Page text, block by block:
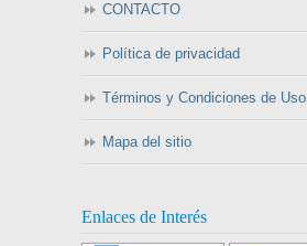
CONTACTO
Política de privacidad
Términos y Condiciones de Uso
Mapa del sitio
Enlaces de Interés